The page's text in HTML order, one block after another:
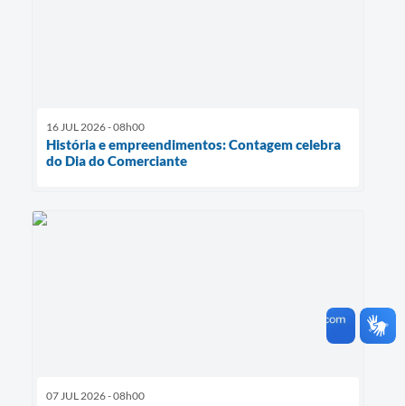
16 JUL 2026 - 08h00
História e empreendimentos: Contagem celebra
do Dia do Comerciante
07 JUL 2026 - 08h00